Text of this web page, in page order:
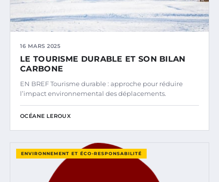
16 MARS 2025
LE TOURISME DURABLE ET SON BILAN
CARBONE
EN BREF Tourisme durable : approche pour réduire
l’impact environnemental des déplacements.
OCÉANE LEROUX
ENVIRONNEMENT ET ÉCO-RESPONSABILITÉ